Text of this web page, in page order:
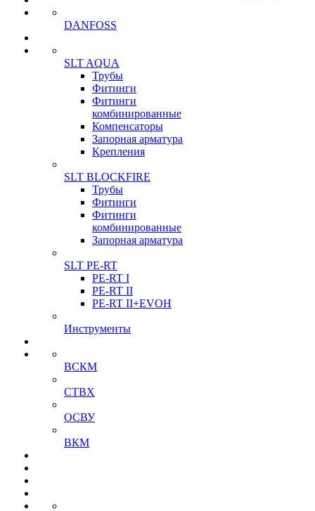
DANFOSS
SLT AQUA
Трубы
Фитинги
Фитинги
комбинированные
Компенсаторы
Запорная арматура
Крепления
SLT BLOCKFIRE
Трубы
Фитинги
Фитинги
комбинированные
Запорная арматура
SLT PE-RT
PE-RT I
PE-RT II
PE-RT II+EVOH
Инструменты
ВСКМ
СТВХ
ОСВУ
ВКМ